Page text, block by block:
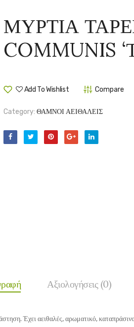
ΜΥΡΤΙΑ
COMMUNIS
Add To Wishlist Compare
Category: ΘΑΜΝΟΙ ΑΕΙΘΑΛΕΙΣ
Αξιολογήσεις (0)
Έχει αειθαλές, αρωματικό,